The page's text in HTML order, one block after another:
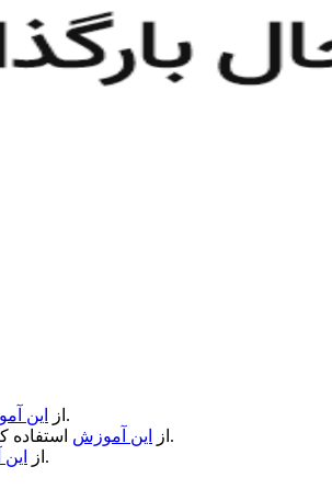
از این
استفاده کنید.
از این آموزش
استفاده کنید.
از استفاده کنید.